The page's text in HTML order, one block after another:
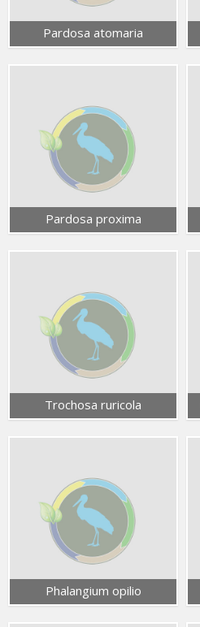
Pardosa atomaria
Pardosa proxima
Trochosa ruricola
Phalangium opilio